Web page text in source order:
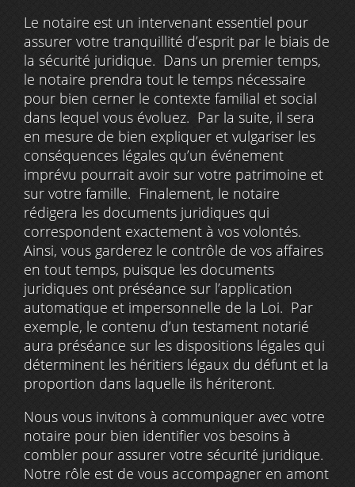
Le notaire est un intervenant essentiel pour
assurer votre tranquillité d’esprit par le biais de
la sécurité juridique. Dans un premier temps,
le notaire prendra tout le temps nécessaire
pour bien cerner le contexte familial et social
dans lequel vous évoluez. Par la suite, il sera
en mesure de bien expliquer et vulgariser les
conséquences légales qu’un événement
imprévu pourrait avoir sur votre patrimoine et
sur votre famille. Finalement, le notaire
rédigera les documents juridiques qui
correspondent exactement à vos volontés.
Ainsi, vous garderez le contrôle de vos affaires
en tout temps, puisque les documents
juridiques ont préséance sur l’application
automatique et impersonnelle de la Loi. Par
exemple, le contenu d’un testament notarié
aura préséance sur les dispositions légales qui
déterminent les héritiers légaux du défunt et la
proportion dans laquelle ils hériteront.
Nous vous invitons à communiquer avec votre
notaire pour bien identifier vos besoins à
combler pour assurer votre sécurité juridique.
Notre rôle est de vous accompagner en amont